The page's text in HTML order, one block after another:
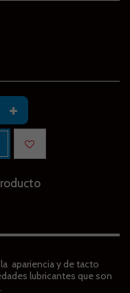
apariencia y de tacto
lubricantes que son